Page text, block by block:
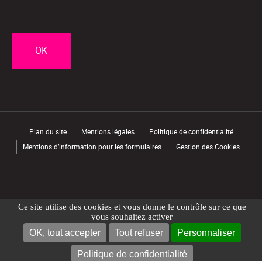
Ce site utilise des cookies et vous donne le contrôle sur ce que
vous souhaitez activer
OK, tout accepter Tout refuser Personnaliser
Politique de confidentialité
NOUS CONTACTER TROUVER UN MAGASIN
Plan du site Mentions légales
Politique de confidentialité
Mentions d’information pour les formulaires
Gestion des Cookies